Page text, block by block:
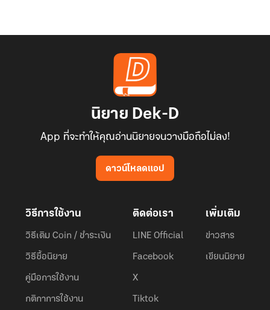
นิยาย Dek-D
App ที่จะทำให้คุณอ่านนิยายจนวางมือถือไม่ลง!
ดาวน์โหลดแอป
วิธีการใช้งาน
วิธีเติม Coin / ชำระเงิน
วิธีซื้อนิยาย
คู่มือการใช้งาน
กติกาการใช้งาน
ติดต่อเรา
LINE Official
Facebook
X
Tiktok
เพิ่มเติม
ข่าวสาร
เขียนนิยาย